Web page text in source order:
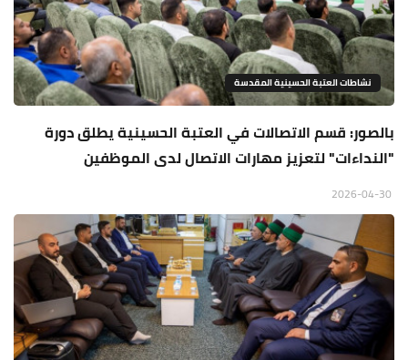
نشاطات العتبة الحسينية المقدسة
بالصور: قسم الاتصالات في العتبة الحسينية يطلق دورة
"النداءات" لتعزيز مهارات الاتصال لدى الموظفين